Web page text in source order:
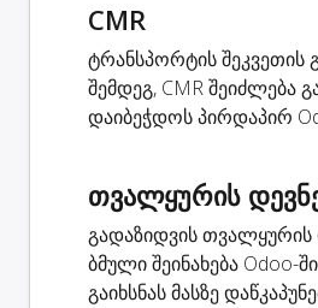
CMR
ტრანსპორტის შეკვეთის
შემდეგ, CMR შეიძლება
დაიბეჭდოს პირდაპირ
თვალყურის
გადაზიდვის თვალყურის
ბმული შეინახება Odoo-
გაიხსნას მასზე